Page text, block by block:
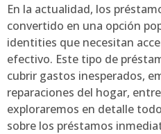
En la actualidad, los
convertido en una opción
identities que necesitan
efectivo. Este tipo de
cubrir gastos inesperados,
reparaciones del hogar,
exploraremos en detalle
sobre los préstamos